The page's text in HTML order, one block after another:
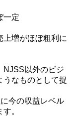
一定
増がほぼ粗利に
NJSS以外のビジ
うなものとして捉
今の収益レベル
。